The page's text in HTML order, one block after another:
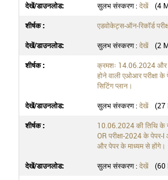
सुलभ संस्करण :देखें (4
एडवोकेट्स-ऑन-रिकॉर्ड
सुलभ संस्करण : देखें (2
क्रमशः 14.06.2024
होने वाली एओआर परीक्षा
सिटिंग प्लान।
सुलभ संस्करण :देखें (27
10.06.2024 की तिथि के
OR परीक्षा-2024 के
और पेपर के माध्यम से होंगे।
सुलभ संस्करण : देखें (60